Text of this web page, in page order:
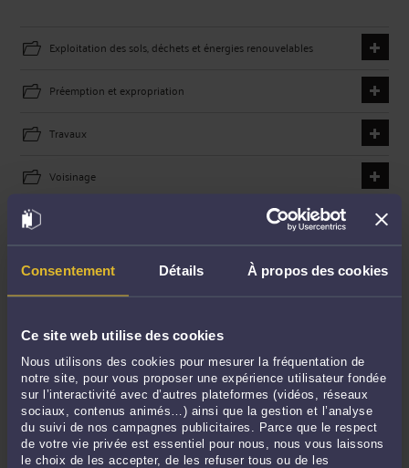
Consentement Détails À propos des cookies
Ce site web utilise des cookies
Nous utilisons des cookies pour mesurer la fréquentation de
notre site, pour vous proposer une expérience utilisateur fondée
sur l’interactivité avec d’autres plateformes (vidéos, réseaux
sociaux, contenus animés…) ainsi que la gestion et l’analyse
du suivi de nos campagnes publicitaires. Parce que le respect
de votre vie privée est essentiel pour nous, nous vous laissons
le choix de les accepter, de les refuser tous ou de les
Exploitation des sols, déchets et énergies renouvelables
Préemption et expropriation
Travaux
Voisinage
SERVICES LES PLUS DEMANDÉS AUX AVOCATS
EN DROIT IMMOBILIER